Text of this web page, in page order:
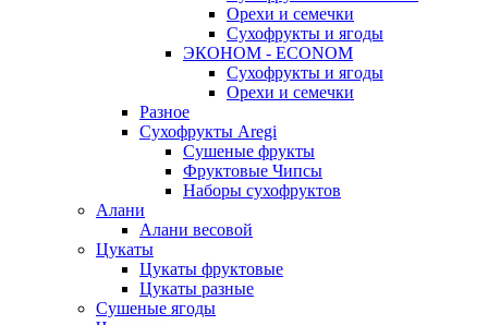
Орехи и семечки
Сухофрукты и ягоды
ЭКОНОМ - ECONOM
Сухофрукты и ягоды
Орехи и семечки
Разное
Сухофрукты Aregi
Сушеные фрукты
Фруктовые Чипсы
Наборы сухофруктов
Алани
Алани весовой
Цукаты
Цукаты фруктовые
Цукаты разные
Сушеные ягоды